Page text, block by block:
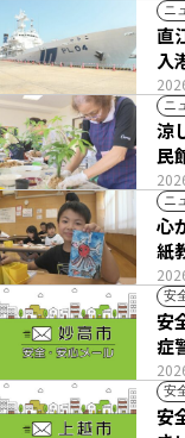
ニ
直
ニ
涼
民
ニ
心
紙
安
安
症
安
安